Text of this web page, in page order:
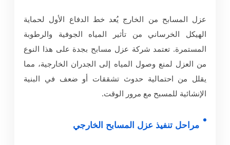
عزل المسابح من الخارج يُعد خط الدفاع الأول لحماية
الهيكل الخرساني من تأثير المياه الجوفية والرطوبة
المستمرة. تعتمد شركة عزل مسابح بجدة على هذا النوع
من العزل لمنع وصول المياه إلى الجدران الخارجية، مما
يقلل من احتمالية حدوث تشققات أو ضعف في البنية
الإنشائية للمسبح مع مرور الوقت.
مراحل تنفيذ عزل المسابح الخارجي